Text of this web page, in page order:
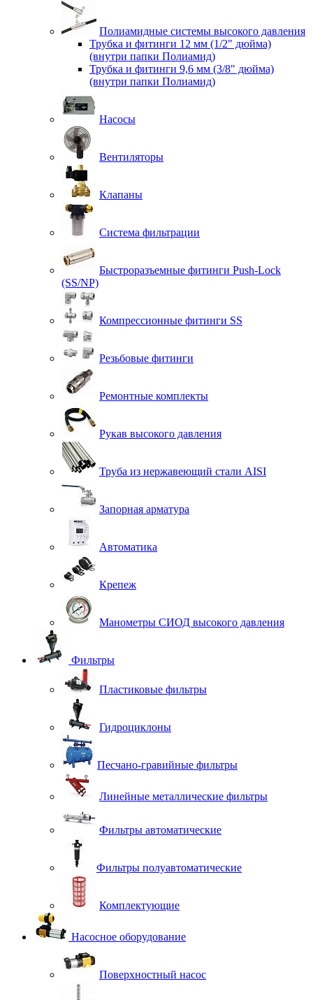
Полиамидные системы высокого давления
Трубка и фитинги 12 мм (1/2" дюйма)
(внутри папки Полиамид)
Трубка и фитинги 9,6 мм (3/8" дюйма)
(внутри папки Полиамид)
Насосы
Вентиляторы
Клапаны
Система фильтрации
Быстроразъемные фитинги Push-Lock
(SS/NP)
Компрессионные фитинги SS
Резьбовые фитинги
Ремонтные комплекты
Рукав высокого давления
Труба из нержавеющий стали AISI
Запорная арматура
Автоматика
Крепеж
Манометры СИОД высокого давления
Фильтры
Пластиковые фильтры
Гидроциклоны
Песчано-гравийные фильтры
Линейные металлические фильтры
Фильтры автоматические
Фильтры полуавтоматические
Комплектующие
Насосное оборудование
Поверхностный насос